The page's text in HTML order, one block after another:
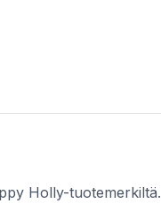
Holly-tuotemerkiltä.